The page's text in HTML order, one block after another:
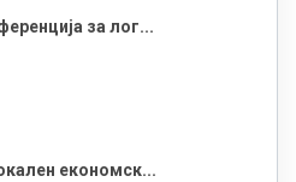
за лог...
економск...